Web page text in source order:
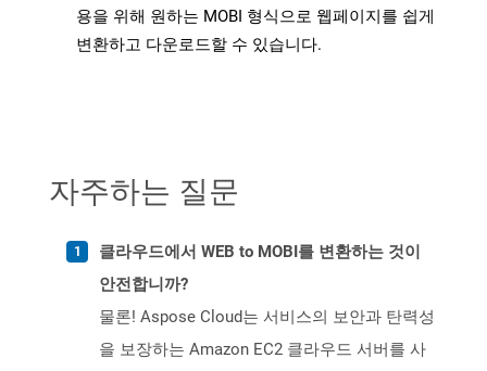
용을 위해 원하는 MOBI 형식으로 웹페이지를 쉽게
변환하고 다운로드할 수 있습니다.
자주하는 질문
클라우드에서 WEB to MOBI를 변환하는 것이
안전합니까?
물론! Aspose Cloud는 서비스의 보안과 탄력성
을 보장하는 Amazon EC2 클라우드 서버를 사